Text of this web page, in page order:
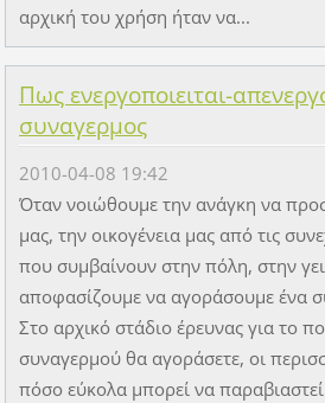
αρχική του χρήση ήταν να...
Πως ενεργοποιειται-
συναγερμος
2010-04-08 19:42
Όταν νοιώθουμε την ανάγκη να
μας, την οικογένεια μας από τις
που συμβαίνουν στην πόλη, στην
αποφασίζουμε να αγοράσουμε ένα
Στο αρχικό στάδιο έρευνας για το
συναγερμού θα αγοράσετε, οι
πόσο εύκολα μπορεί να